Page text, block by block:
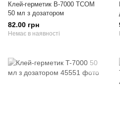
Клей-герметик B-7000 TCOM
50 мл з дозатором
82.00 грн
Немає в наявності